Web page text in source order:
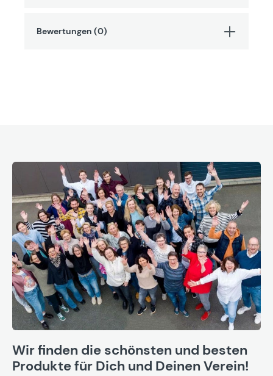
Bewertungen (0)
Wir finden die schönsten und besten
Produkte für Dich und Deinen Verein!